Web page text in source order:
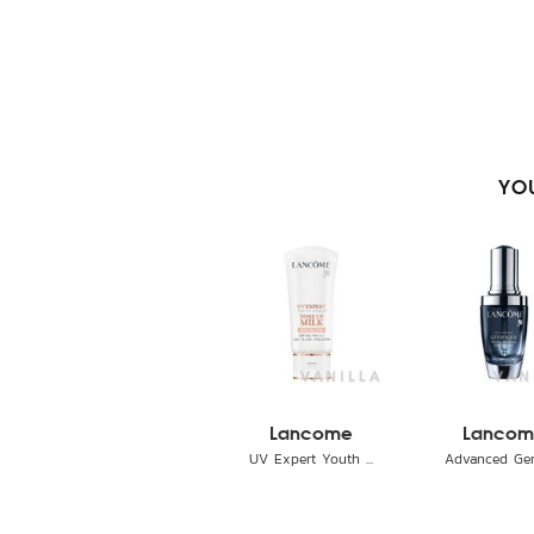
Lancome
UV Expert Youth ... Advanced